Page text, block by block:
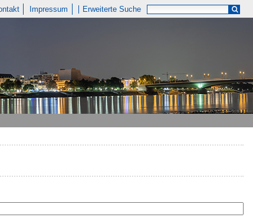
Impressum Erweiterte Suche